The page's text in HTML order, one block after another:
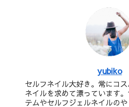
yubiko
セルフネイル大好き。常にコ
ネイルを求めて漂っています
テムやセルフジェルネイルの